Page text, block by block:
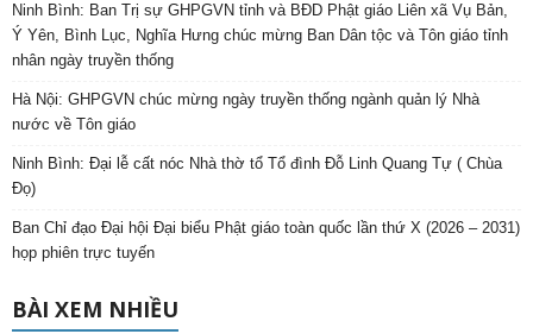
Ninh Bình: Ban Trị sự GHPGVN tỉnh và BĐD Phật giáo Liên xã Vụ Bản,
Ý Yên, Bình Lục, Nghĩa Hưng chúc mừng Ban Dân tộc và Tôn giáo tỉnh
nhân ngày truyền thống
Hà Nội: GHPGVN chúc mừng ngày truyền thống ngành quản lý Nhà
nước về Tôn giáo
Ninh Bình: Đại lễ cất nóc Nhà thờ tổ Tổ đình Đỗ Linh Quang Tự ( Chùa
Đọ)
Ban Chỉ đạo Đại hội Đại biểu Phật giáo toàn quốc lần thứ X (2026 – 2031)
họp phiên trực tuyến
BÀI XEM NHIỀU